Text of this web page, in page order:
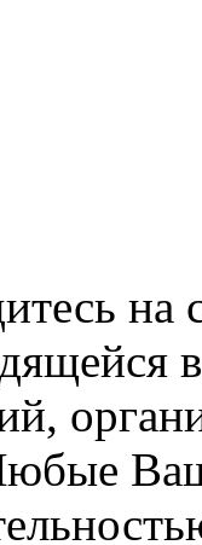
на